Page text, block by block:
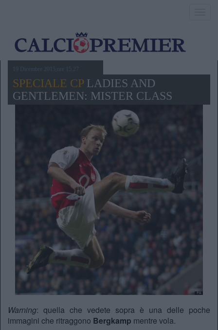
19 Dicembre 2015,ore 15.27
SPECIALE CP LADIES AND
GENTLEMEN: MISTER CLASS
Warning: quella che vedete sopra è una delle poche
immagini che ritraggono Bergkamp mentre vola.